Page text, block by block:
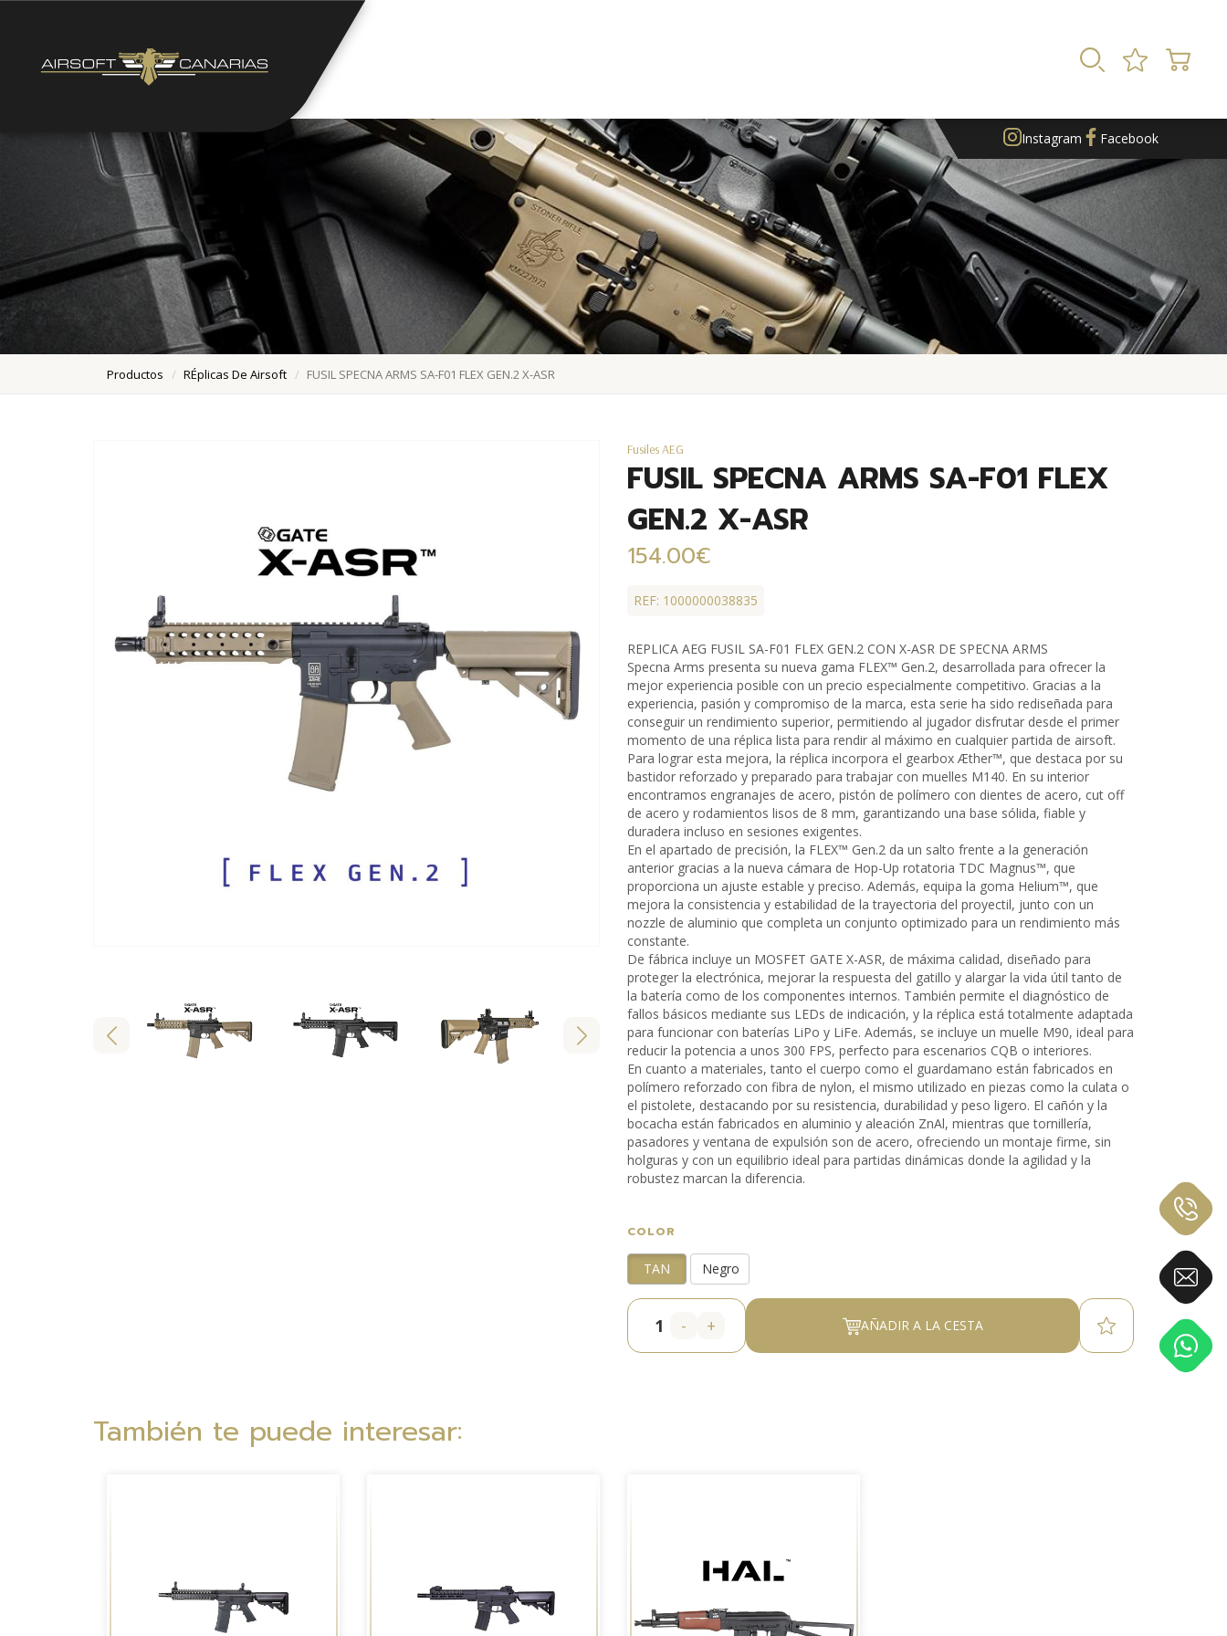
Instagram Facebook
Productos RÉplicas De Airsoft FUSIL SPECNA ARMS SA-F01 FLEX GEN.2 X-ASR
Fusiles AEG
FUSIL SPECNA ARMS SA-F01 FLEX
GEN.2 X-ASR
154.00€
REF: 1000000038835
REPLICA AEG FUSIL SA-F01 FLEX GEN.2 CON X-ASR DE SPECNA ARMS
Specna Arms presenta su nueva gama FLEX™ Gen.2, desarrollada para ofrecer la
mejor experiencia posible con un precio especialmente competitivo. Gracias a la
experiencia, pasión y compromiso de la marca, esta serie ha sido rediseñada para
conseguir un rendimiento superior, permitiendo al jugador disfrutar desde el primer
momento de una réplica lista para rendir al máximo en cualquier partida de airsoft.
Para lograr esta mejora, la réplica incorpora el gearbox Æther™, que destaca por su
bastidor reforzado y preparado para trabajar con muelles M140. En su interior
encontramos engranajes de acero, pistón de polímero con dientes de acero, cut off
de acero y rodamientos lisos de 8 mm, garantizando una base sólida, fiable y
duradera incluso en sesiones exigentes.
En el apartado de precisión, la FLEX™ Gen.2 da un salto frente a la generación
anterior gracias a la nueva cámara de Hop-Up rotatoria TDC Magnus™, que
proporciona un ajuste estable y preciso. Además, equipa la goma Helium™, que
mejora la consistencia y estabilidad de la trayectoria del proyectil, junto con un
nozzle de aluminio que completa un conjunto optimizado para un rendimiento más
constante.
De fábrica incluye un MOSFET GATE X-ASR, de máxima calidad, diseñado para
proteger la electrónica, mejorar la respuesta del gatillo y alargar la vida útil tanto de
la batería como de los componentes internos. También permite el diagnóstico de
fallos básicos mediante sus LEDs de indicación, y la réplica está totalmente adaptada
para funcionar con baterías LiPo y LiFe. Además, se incluye un muelle M90, ideal para
reducir la potencia a unos 300 FPS, perfecto para escenarios CQB o interiores.
En cuanto a materiales, tanto el cuerpo como el guardamano están fabricados en
polímero reforzado con fibra de nylon, el mismo utilizado en piezas como la culata o
el pistolete, destacando por su resistencia, durabilidad y peso ligero. El cañón y la
bocacha están fabricados en aluminio y aleación ZnAl, mientras que tornillería,
pasadores y ventana de expulsión son de acero, ofreciendo un montaje firme, sin
holguras y con un equilibrio ideal para partidas dinámicas donde la agilidad y la
robustez marcan la diferencia.
COLOR
TAN Negro
- + AÑADIR A LA CESTA
También te puede interesar: